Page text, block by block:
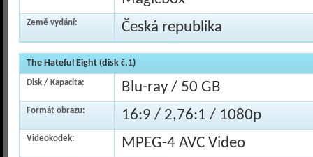
Země vydání: Česká republika
The Hateful Eight (disk č.1)
Disk / Kapacita: Blu-ray / 50 GB
Formát obrazu: 16:9 / 2,76:1 / 1080p
Videokodek: MPEG-4 AVC Video